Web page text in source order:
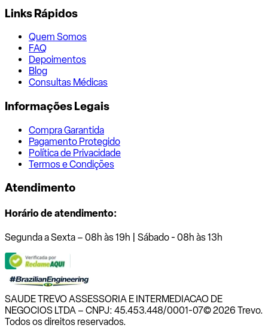
Links Rápidos
Quem Somos
FAQ
Depoimentos
Blog
Consultas Médicas
Informações Legais
Compra Garantida
Pagamento Protegido
Política de Privacidade
Termos e Condições
Atendimento
Horário de atendimento:
Segunda a Sexta – 08h às 19h | Sábado - 08h às 13h
SAUDE TREVO ASSESSORIA E INTERMEDIACAO DE
NEGOCIOS LTDA – CNPJ: 45.453.448/0001-07© 2026 Trevo.
Todos os direitos reservados.